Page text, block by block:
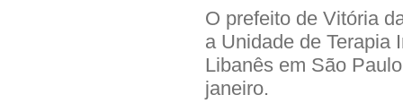
O prefeito de Vitória
a Unidade de Terapia
Libanês em São
janeiro.